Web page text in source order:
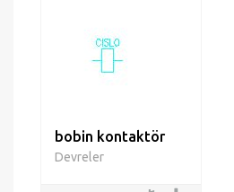
bobin kontaktör
Devreler